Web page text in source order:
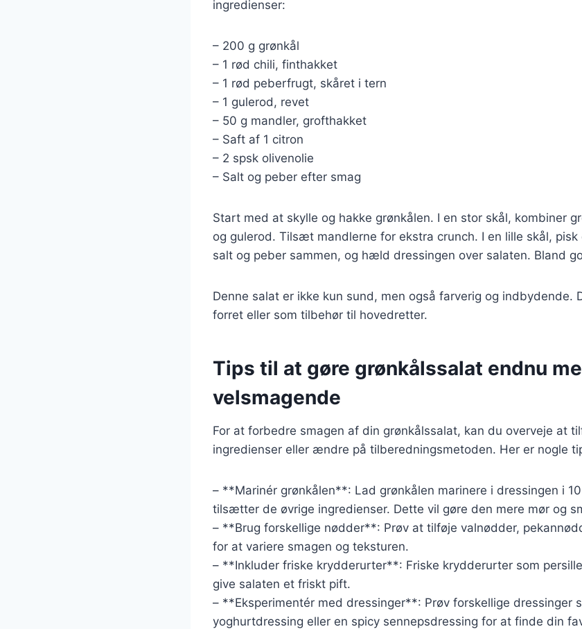
ingredienser:
– 200 g grønkål
– 1 rød chili, finthakket
– 1 rød peberfrugt, skåret i tern
– 1 gulerod, revet
– 50 g mandler, grofthakket
– Saft af 1 citron
– 2 spsk olivenolie
– Salt og peber efter smag
Start med at skylle og hakke grønkålen. I en stor skål, kombiner
og gulerod. Tilsæt mandlerne for ekstra crunch. I en lille skål,
salt og peber sammen, og hæld dressingen over salaten. Bland
Denne salat er ikke kun sund, men også farverig og indbydende.
forret eller som tilbehør til hovedretter.
Tips til at gøre grønkålssalat endnu
velsmagende
For at forbedre smagen af din grønkålssalat, kan du overveje at
ingredienser eller ændre på tilberedningsmetoden. Her er nogle
– **Marinér grønkålen**: Lad grønkålen marinere i dressingen i
tilsætter de øvrige ingredienser. Dette vil gøre den mere mør og
– **Brug forskellige nødder**: Prøv at tilføje valnødder,
for at variere smagen og teksturen.
– **Inkluder friske krydderurter**: Friske krydderurter som
give salaten et friskt pift.
– **Eksperimentér med dressinger**: Prøv forskellige dressinger
yoghurtdressing eller en spicy sennepsdressing for at finde din